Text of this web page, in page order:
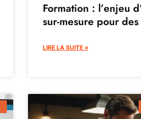
Formation : l’enjeu
sur-mesure pour
LIRE LA SUITE »